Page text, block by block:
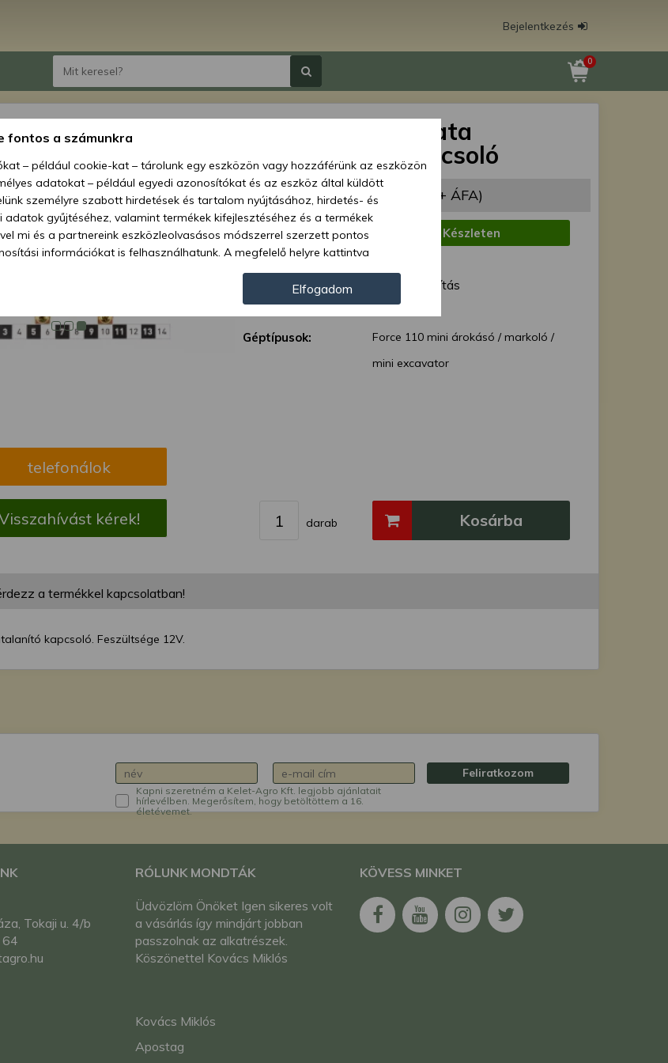
Bejelentkezés
0
telefonálok
kérek!
Force 110 automata
áramtalanító kapcsoló
Ár: 34 320 Ft (27 024 Ft + ÁFA)
Elérhetőség:
Készleten
Szállítás:
Szállítási mód:
Normál szállítás
Géptípusok:
Force 110 mini árokásó / markoló /
mini excavator
darab Kosárba
a termékkel kapcsolatban!
kapcsoló. Feszültsége 12V.
Kapni szeretném a Kelet-Agro Kft. legjobb ajánlatait
hírlevélben. Megerősítem, hogy betöltöttem a 16.
életévemet.
Feliratkozom
Tokaji u. 4/b
RÓLUNK MONDTÁK
Üdvözlöm Önöket Igen sikeres volt
a vásárlás így mindjárt jobban
passzolnak az alkatrészek.
Köszönettel Kovács Miklós
Kovács Miklós
Apostag
KÖVESS MINKET
fontos a számunkra
– például cookie-kat – tárolunk egy eszközön vagy hozzáférünk az eszközön
adatokat – például egyedi azonosítókat és az eszköz által küldött
személyre szabott hirdetések és tartalom nyújtásához, hirdetés- és
gyűjtéséhez, valamint termékek kifejlesztéséhez és a termékek
mi és a partnereink eszközleolvasásos módszerrel szerzett pontos
információkat is felhasználhatunk. A megfelelő helyre kattintva
és a partnereink a fent leírtak szerint adatkezelést végezzünk. Másik
vagy elutasítása előtt részletesebb információkhoz juthat, és
Felhívjuk figyelmét, hogy személyes adatainak bizonyos kezeléséhez nem
de jogában áll tiltakozni az ilyen jellegű adatkezelés ellen. A
érvényesek. Erre a webhelyre visszatérve vagy az adatvédelmi szabályzatunk
Elfogadom